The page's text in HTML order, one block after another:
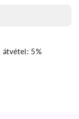
átvétel: 5%